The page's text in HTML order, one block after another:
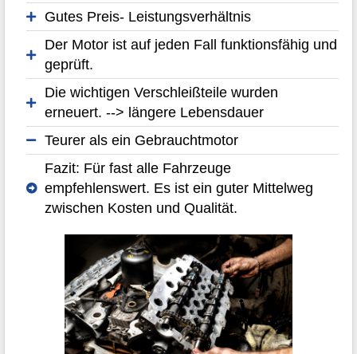
Gutes Preis- Leistungsverhältnis
Der Motor ist auf jeden Fall funktionsfähig und
geprüft.
Die wichtigen Verschleißteile wurden
erneuert. --> längere Lebensdauer
Teurer als ein Gebrauchtmotor
Fazit: Für fast alle Fahrzeuge
empfehlenswert. Es ist ein guter Mittelweg
zwischen Kosten und Qualität.